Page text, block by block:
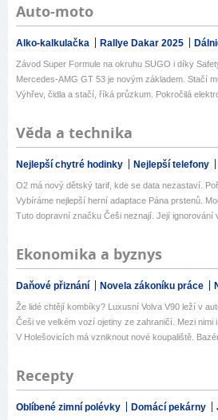
Auto-moto
Alko-kalkulačka Rallye Dakar 2025
Závod Super Formule na okruhu SUGO i díky
Mercedes-AMG GT 53 je novým základem. Stačí
Výhřev, čidla a stačí, říká průzkum. Pokročilá
Věda a technika
Nejlepší chytré hodinky Nejlepší telefony
O2 má nový dětský tarif, kde se data nezastaví.
Vybíráme nejlepší herní adaptace Pána prstenů.
Tuto dopravní značku Češi neznají. Její ignorování
Ekonomika a byznys
Daňové přiznání Novela zákoníku práce
Že lidé chtějí kombíky? Luxusní Volva V90 leží v
Češi ve velkém vozí ojetiny ze zahraničí. Mezi nimi i
V Holešovicích má vzniknout nové koupaliště.
Recepty
Oblíbené zimní polévky Domácí pekárny